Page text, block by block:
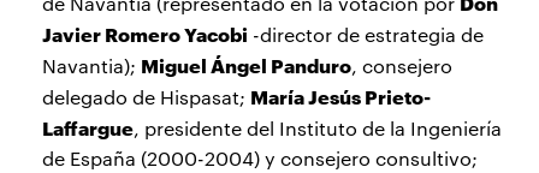
Javier Romero Yacobi -director de estrategia de
Navantia); Miguel Ángel Panduro, consejero
delegado de Hispasat; María Jesús Prieto-
Laffargue, presidente del Instituto de la Ingeniería
de España (2000-2004) y consejero consultivo;